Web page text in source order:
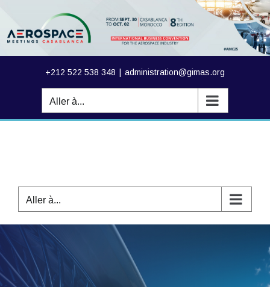
+212 522 538 348 administration@gimas.org
Aller à...
Aller à...